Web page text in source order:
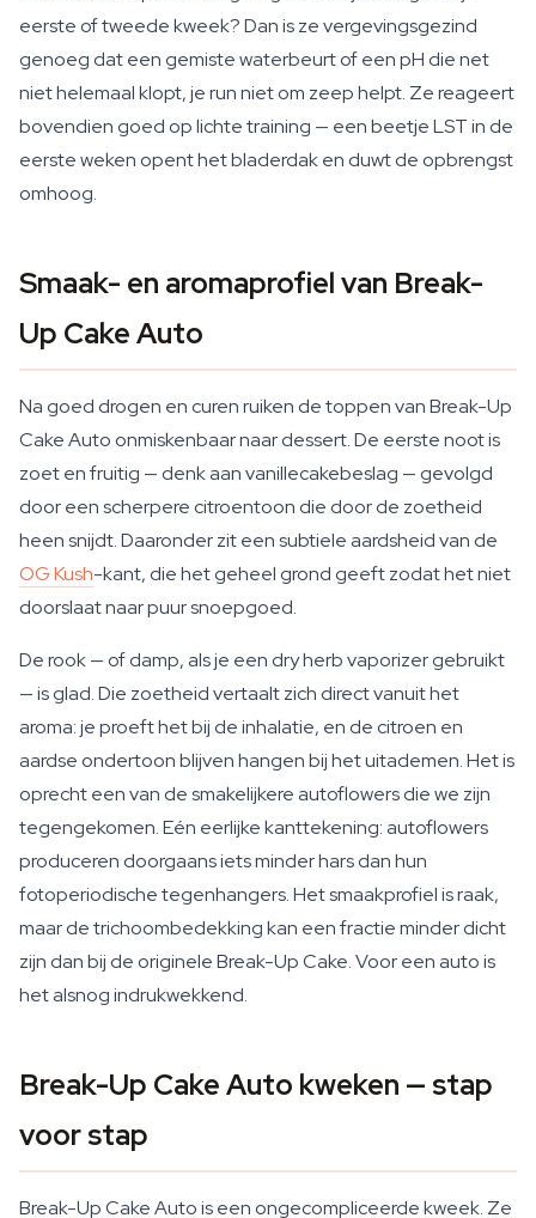
eerste of tweede kweek? Dan is ze vergevingsgezind
genoeg dat een gemiste waterbeurt of een pH die net
niet helemaal klopt, je run niet om zeep helpt. Ze reageert
bovendien goed op lichte training — een beetje LST in de
eerste weken opent het bladerdak en duwt de opbrengst
omhoog.
Smaak- en aromaprofiel van Break-
Up Cake Auto
Na goed drogen en curen ruiken de toppen van Break-Up
Cake Auto onmiskenbaar naar dessert. De eerste noot is
zoet en fruitig — denk aan vanillecakebeslag — gevolgd
door een scherpere citroentoon die door de zoetheid
heen snijdt. Daaronder zit een subtiele aardsheid van de
OG Kush-kant, die het geheel grond geeft zodat het niet
doorslaat naar puur snoepgoed.
De rook — of damp, als je een dry herb vaporizer gebruikt
— is glad. Die zoetheid vertaalt zich direct vanuit het
aroma: je proeft het bij de inhalatie, en de citroen en
aardse ondertoon blijven hangen bij het uitademen. Het is
oprecht een van de smakelijkere autoflowers die we zijn
tegengekomen. Eén eerlijke kanttekening: autoflowers
produceren doorgaans iets minder hars dan hun
fotoperiodische tegenhangers. Het smaakprofiel is raak,
maar de trichoombedekking kan een fractie minder dicht
zijn dan bij de originele Break-Up Cake. Voor een auto is
het alsnog indrukwekkend.
Break-Up Cake Auto kweken — stap
voor stap
Break-Up Cake Auto is een ongecompliceerde kweek. Ze